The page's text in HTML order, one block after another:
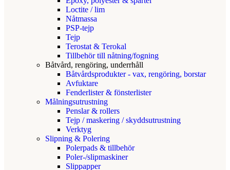
Loctite / lim
Nåtmassa
PSP-tejp
Tejp
Terostat & Terokal
Tillbehör till nåtning/fogning
Båtvård, rengöring, underrhåll
Båtvårdsprodukter - vax, rengöring, borstar
Avfuktare
Fenderlister & fönsterlister
Målningsutrustning
Penslar & rollers
Tejp / maskering / skyddsutrustning
Verktyg
Slipning & Polering
Polerpads & tillbehör
Poler-/slipmaskiner
Slippapper